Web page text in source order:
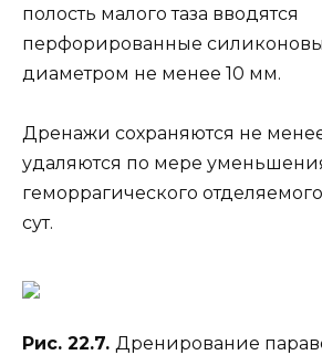
полость малого таза вводятся
перфорированные
диаметром не менее 10 мм.
Дренажи сохраняются не менее
удаляются по мере
геморрагического
сут.
Рис. 22.7. Дренирование